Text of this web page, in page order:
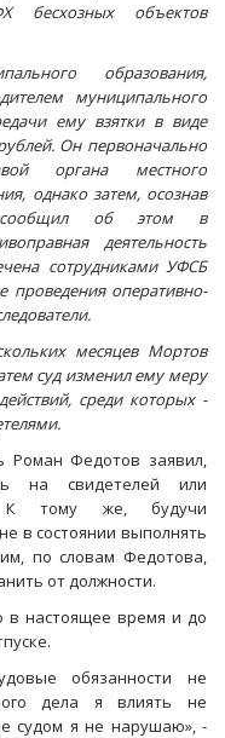
бесхозных объектов
образования,
муниципального
ему взятки в виде
Он первоначально
органа местного
однако затем, осознав
сообщил об этом в
деятельность
сотрудниками УФСБ
проведения оперативно-
месяцев Мортов
суд изменил ему меру
среди которых -
Роман Федотов заявил,
на свидетелей или
К тому же, будучи
в состоянии выполнять
по словам Федотова,
от должности.
в настоящее время и до
обязанности не
дела я влиять не
судом я не нарушаю», -